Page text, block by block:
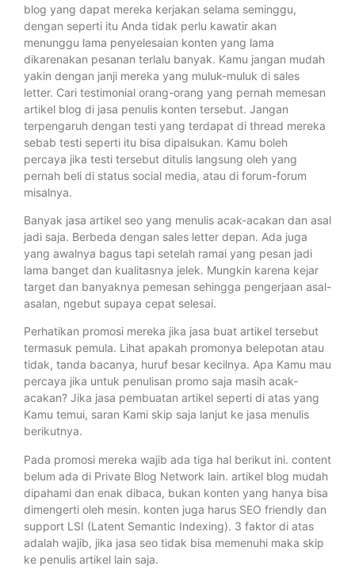
blog yang dapat mereka kerjakan selama seminggu,
dengan seperti itu Anda tidak perlu kawatir akan
menunggu lama penyelesaian konten yang lama
dikarenakan pesanan terlalu banyak. Kamu jangan mudah
yakin dengan janji mereka yang muluk-muluk di sales
letter. Cari testimonial orang-orang yang pernah memesan
artikel blog di jasa penulis konten tersebut. Jangan
terpengaruh dengan testi yang terdapat di thread mereka
sebab testi seperti itu bisa dipalsukan. Kamu boleh
percaya jika testi tersebut ditulis langsung oleh yang
pernah beli di status social media, atau di forum-forum
misalnya.
Banyak jasa artikel seo yang menulis acak-acakan dan asal
jadi saja. Berbeda dengan sales letter depan. Ada juga
yang awalnya bagus tapi setelah ramai yang pesan jadi
lama banget dan kualitasnya jelek. Mungkin karena kejar
target dan banyaknya pemesan sehingga pengerjaan asal-
asalan, ngebut supaya cepat selesai.
Perhatikan promosi mereka jika jasa buat artikel tersebut
termasuk pemula. Lihat apakah promonya belepotan atau
tidak, tanda bacanya, huruf besar kecilnya. Apa Kamu mau
percaya jika untuk penulisan promo saja masih acak-
acakan? Jika jasa pembuatan artikel seperti di atas yang
Kamu temui, saran Kami skip saja lanjut ke jasa menulis
berikutnya.
Pada promosi mereka wajib ada tiga hal berikut ini. content
belum ada di Private Blog Network lain. artikel blog mudah
dipahami dan enak dibaca, bukan konten yang hanya bisa
dimengerti oleh mesin. konten juga harus SEO friendly dan
support LSI (Latent Semantic Indexing). 3 faktor di atas
adalah wajib, jika jasa seo tidak bisa memenuhi maka skip
ke penulis artikel lain saja.